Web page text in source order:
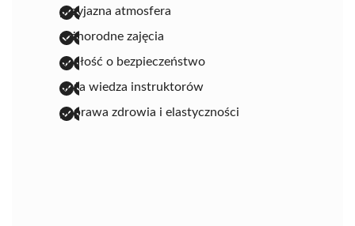
przyjazna atmosfera
różnorodne zajęcia
dbałość o bezpieczeństwo
duża wiedza instruktorów
poprawa zdrowia i elastyczności